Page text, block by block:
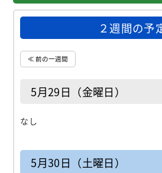
２週間の予
≪ 前の一週間
5月29日（金曜日）
なし
5月30日（土曜日）